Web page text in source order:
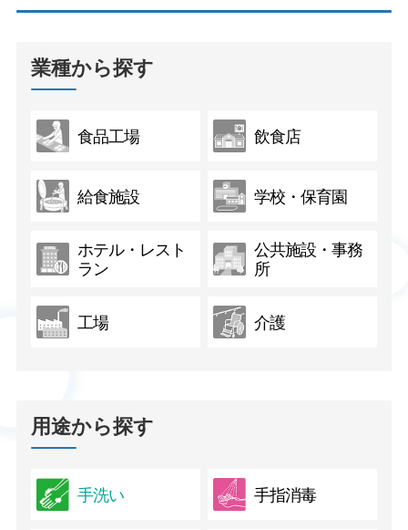
業種から探す
食品工場 飲食店
給食施設 学校・保育園
ホテル・レスト
ラン
公共施設・事務
所
工場 介護
用途から探す
手洗い 手指消毒